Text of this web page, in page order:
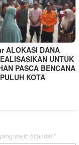
ALOKASI DANA
UNTUK
PASCA BENCANA
KOTA
wajib ditandai *